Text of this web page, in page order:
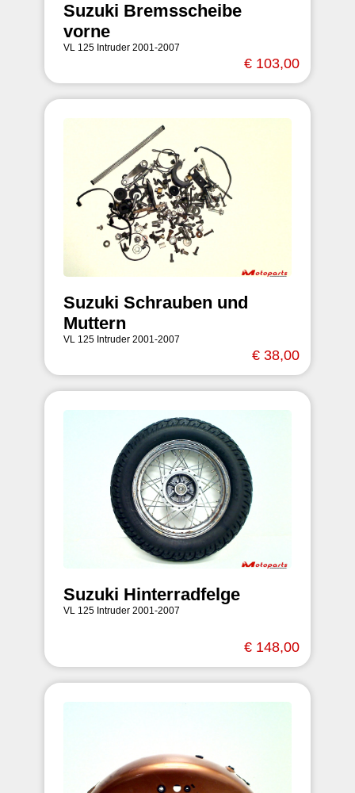
Suzuki Bremsscheibe
vorne
VL 125 Intruder 2001-2007
€ 103,00
Suzuki Schrauben und
Muttern
VL 125 Intruder 2001-2007
€ 38,00
Suzuki Hinterradfelge
VL 125 Intruder 2001-2007
€ 148,00